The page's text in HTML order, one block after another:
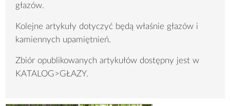
głazów.
Kolejne artykuły dotyczyć będą właśnie głazów i
kamiennych upamiętnień.
Zbiór opublikowanych artykułów dostępny jest w
KATALOG>GŁAZY.